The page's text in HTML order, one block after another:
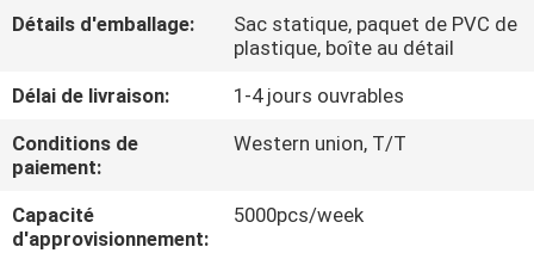
L'USINE
CONTRÔLE
DE
LA
QUALITÉ
Détails d'emballage:
Sac statique, paquet de PVC de
plastique, boîte au détail
Délai de livraison:
1-4 jours ouvrables
Conditions de
paiement:
Western union, T/T
Capacité
d'approvisionnement:
5000pcs/week